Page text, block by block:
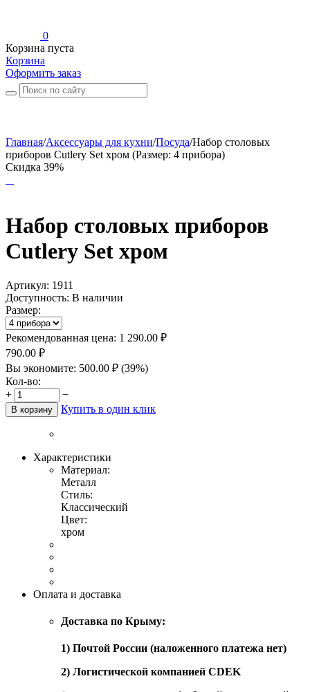
0
Корзина пуста
Корзина
Оформить заказ
Главная/Аксессуары для кухни/Посуда/Набор столовых
приборов Cutlery Set хром (Размер: 4 прибора)
Скидка 39%
Набор столовых приборов
Cutlery Set хром
Артикул: 1911
Доступность: В наличии
Размер:
Рекомендованная цена: 1 290.00 ₽
790.00 ₽
Вы экономите: 500.00 ₽ (39%)
Кол-во:
+
−
В корзину Купить в один клик
Характеристики
Материал:
Металл
Стиль:
Классический
Цвет:
хром
Оплата и доставка
Доставка по Крыму:
1) Почтой России (наложенного платежа нет)
2) Логистической компанией CDEK